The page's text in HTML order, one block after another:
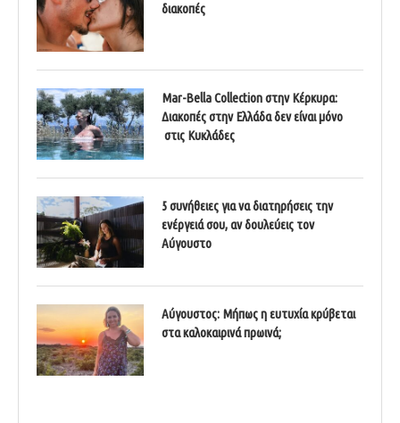
διακοπές
Mar-Bella Collection στην Κέρκυρα:
Διακοπές στην Ελλάδα δεν είναι μόνο
στις Κυκλάδες
5 συνήθειες για να διατηρήσεις την
ενέργειά σου, αν δουλεύεις τον
Αύγουστο
Αύγουστος: Μήπως η ευτυχία κρύβεται
στα καλοκαιρινά πρωινά;